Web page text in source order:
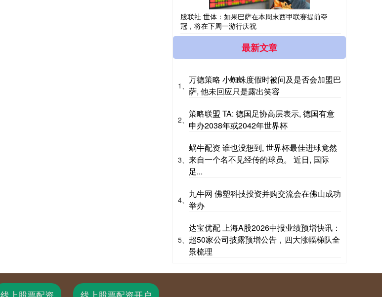
股联社 世体：如果巴萨在本周末西甲联赛提前夺
冠，将在下周一游行庆祝
最新文章
1、
万德策略 小蜘蛛度假时被问及是否会加盟巴
萨, 他未回应只是露出笑容
2、
策略联盟 TA: 德国足协高层表示, 德国有意
申办2038年或2042年世界杯
3、
蜗牛配资 谁也没想到, 世界杯最佳进球竟然
来自一个名不见经传的球员。 近日, 国际
足...
4、
九牛网 佛塑科技投资并购交流会在佛山成功
举办
5、
达宝优配 上海A股2026中报业绩预增快讯：
超50家公司披露预增公告，四大涨幅梯队全
景梳理